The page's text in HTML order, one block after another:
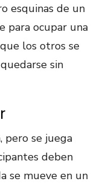
esquinas de un
para ocupar una
los otros se
sin
pero se juega
deben
se mueve en un